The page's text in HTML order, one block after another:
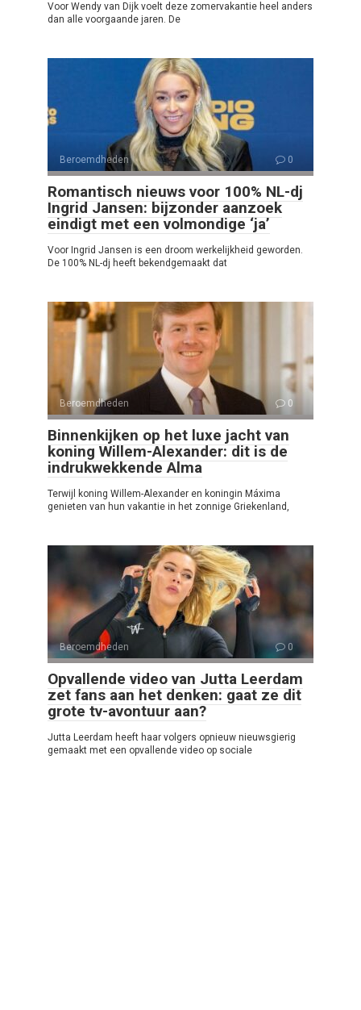
Voor Wendy van Dijk voelt deze zomervakantie heel anders
dan alle voorgaande jaren. De
Beroemdheden 0
Romantisch nieuws voor 100% NL-dj
Ingrid Jansen: bijzonder aanzoek
eindigt met een volmondige ‘ja’
Voor Ingrid Jansen is een droom werkelijkheid geworden.
De 100% NL-dj heeft bekendgemaakt dat
Beroemdheden 0
Binnenkijken op het luxe jacht van
koning Willem-Alexander: dit is de
indrukwekkende Alma
Terwijl koning Willem-Alexander en koningin Máxima
genieten van hun vakantie in het zonnige Griekenland,
Beroemdheden 0
Opvallende video van Jutta Leerdam
zet fans aan het denken: gaat ze dit
grote tv-avontuur aan?
Jutta Leerdam heeft haar volgers opnieuw nieuwsgierig
gemaakt met een opvallende video op sociale